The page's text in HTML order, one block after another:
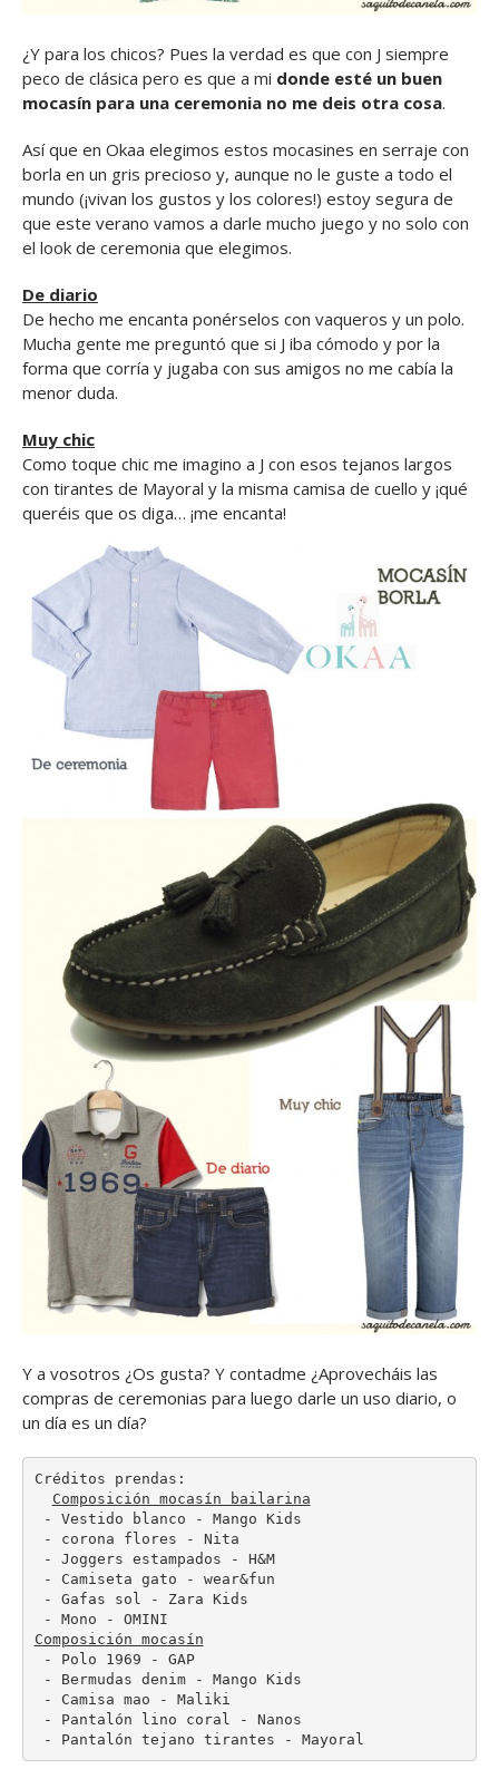
¿Y para los chicos? Pues la verdad es que con J siempre
peco de clásica pero es que a mi donde esté un buen
mocasín para una ceremonia no me deis otra cosa.
Así que en Okaa elegimos estos mocasines en serraje con
borla en un gris precioso y, aunque no le guste a todo el
mundo (¡vivan los gustos y los colores!) estoy segura de
que este verano vamos a darle mucho juego y no solo con
el look de ceremonia que elegimos.
De diario
De hecho me encanta ponérselos con vaqueros y un polo.
Mucha gente me preguntó que si J iba cómodo y por la
forma que corría y jugaba con sus amigos no me cabía la
menor duda.
Muy chic
Como toque chic me imagino a J con esos tejanos largos
con tirantes de Mayoral y la misma camisa de cuello y ¡qué
queréis que os diga… ¡me encanta!
Y a vosotros ¿Os gusta? Y contadme ¿Aprovecháis las
compras de ceremonias para luego darle un uso diario, o
un día es un día?
Créditos prendas:
Composición mocasín bailarina
Composición mocasín
- Pantalón tejano tirantes - Mayoral